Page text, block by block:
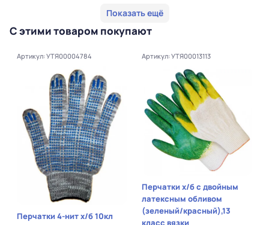
Показать ещё
С этими товаром покупают
Артикул: УТЯ00004784
Перчатки 4-нит х/б 10кл
Артикул: УТЯ00013113
Перчатки х/б с двойным
латексным обливом
(зеленый/красный),13